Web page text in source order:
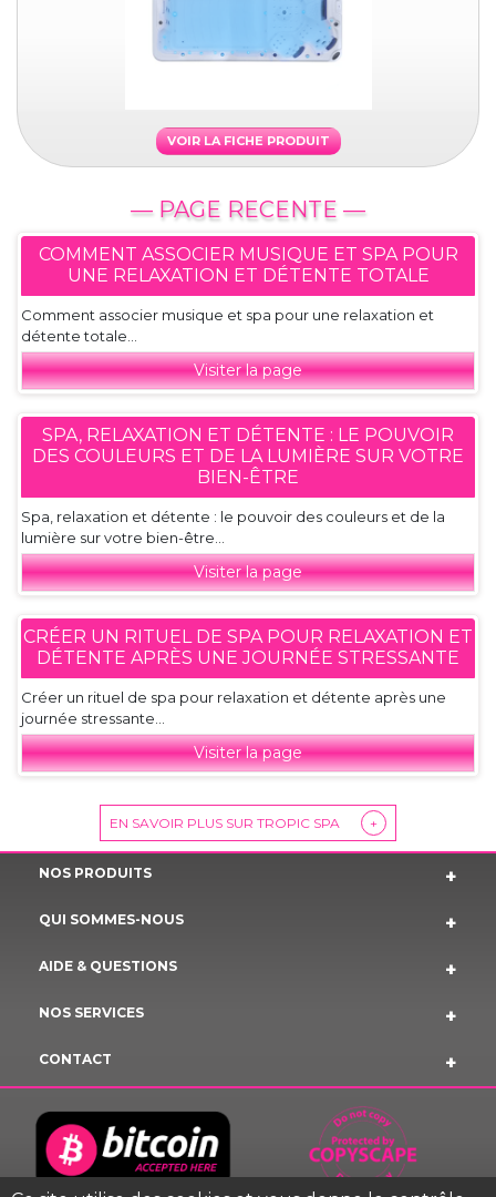
VOIR LA FICHE PRODUIT
— PAGE RECENTE —
COMMENT ASSOCIER MUSIQUE ET SPA POUR
UNE RELAXATION ET DÉTENTE TOTALE
Comment associer musique et spa pour une relaxation et
détente totale...
Visiter la page
SPA, RELAXATION ET DÉTENTE : LE POUVOIR
DES COULEURS ET DE LA LUMIÈRE SUR VOTRE
BIEN-ÊTRE
Spa, relaxation et détente : le pouvoir des couleurs et de la
lumière sur votre bien-être...
Visiter la page
CRÉER UN RITUEL DE SPA POUR RELAXATION ET
DÉTENTE APRÈS UNE JOURNÉE STRESSANTE
Créer un rituel de spa pour relaxation et détente après une
journée stressante...
Visiter la page
EN SAVOIR PLUS SUR TROPIC SPA +
NOS PRODUITS
QUI SOMMES-NOUS
AIDE & QUESTIONS
NOS SERVICES
CONTACT